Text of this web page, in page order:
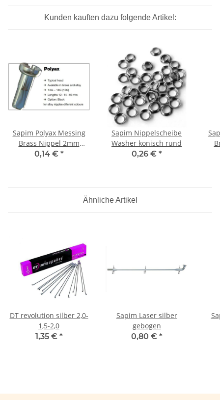
Kunden kauften dazu folgende Artikel:
Sapim Polyax Messing
Brass Nippel 2mm
12mm Silber
0,14 € *
Sapim Nippelscheibe
Washer konisch rund
0,26 € *
Ähnliche Artikel
DT revolution silber 2,0-
1,5-2,0
1,35 € *
Sapim Laser silber
gebogen
0,80 € *